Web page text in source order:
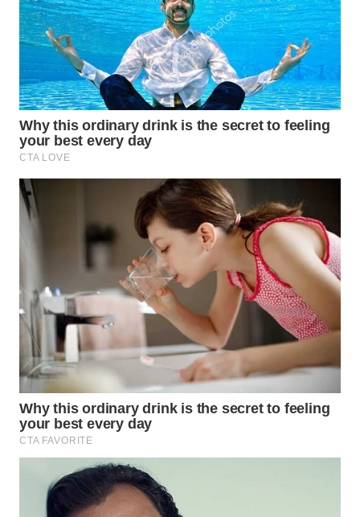
INFRASTRUKTUR
WAHANA
KONSUMEN
WAHANA
LISTRIK
WAHANANEWS
ID
WAHANANEWS
CO ID
WAHANANEWS
NET
SPORT